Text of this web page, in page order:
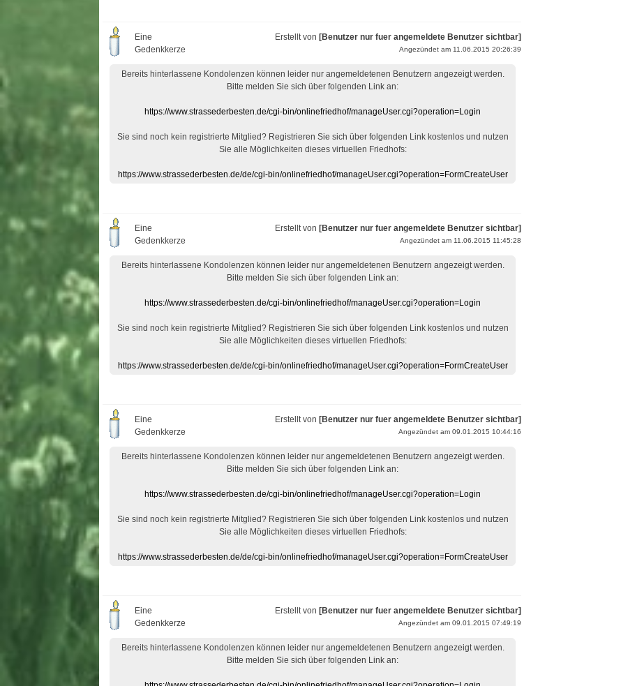
Eine
Gedenkkerze
Erstellt von [Benutzer nur fuer angemeldete Benutzer sichtbar]
Angezündet am 11.06.2015 20:26:39
Bereits hinterlassene Kondolenzen können leider nur angemeldetenen Benutzern angezeigt werden.
Bitte melden Sie sich über folgenden Link an:
https://www.strassederbesten.de/cgi-bin/onlinefriedhof/manageUser.cgi?operation=Login
Sie sind noch kein registrierte Mitglied? Registrieren Sie sich über folgenden Link kostenlos und nutzen
Sie alle Möglichkeiten dieses virtuellen Friedhofs:
https://www.strassederbesten.de/de/cgi-bin/onlinefriedhof/manageUser.cgi?operation=FormCreateUser
Eine
Gedenkkerze
Erstellt von [Benutzer nur fuer angemeldete Benutzer sichtbar]
Angezündet am 11.06.2015 11:45:28
Bereits hinterlassene Kondolenzen können leider nur angemeldetenen Benutzern angezeigt werden.
Bitte melden Sie sich über folgenden Link an:
https://www.strassederbesten.de/cgi-bin/onlinefriedhof/manageUser.cgi?operation=Login
Sie sind noch kein registrierte Mitglied? Registrieren Sie sich über folgenden Link kostenlos und nutzen
Sie alle Möglichkeiten dieses virtuellen Friedhofs:
https://www.strassederbesten.de/de/cgi-bin/onlinefriedhof/manageUser.cgi?operation=FormCreateUser
Eine
Gedenkkerze
Erstellt von [Benutzer nur fuer angemeldete Benutzer sichtbar]
Angezündet am 09.01.2015 10:44:16
Bereits hinterlassene Kondolenzen können leider nur angemeldetenen Benutzern angezeigt werden.
Bitte melden Sie sich über folgenden Link an:
https://www.strassederbesten.de/cgi-bin/onlinefriedhof/manageUser.cgi?operation=Login
Sie sind noch kein registrierte Mitglied? Registrieren Sie sich über folgenden Link kostenlos und nutzen
Sie alle Möglichkeiten dieses virtuellen Friedhofs:
https://www.strassederbesten.de/de/cgi-bin/onlinefriedhof/manageUser.cgi?operation=FormCreateUser
Eine
Gedenkkerze
Erstellt von [Benutzer nur fuer angemeldete Benutzer sichtbar]
Angezündet am 09.01.2015 07:49:19
Bereits hinterlassene Kondolenzen können leider nur angemeldetenen Benutzern angezeigt werden.
Bitte melden Sie sich über folgenden Link an: